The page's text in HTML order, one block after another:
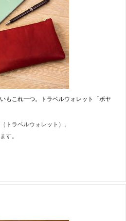
もこれ一つ。トラベルウォレット「ボヤ
トラベルウォレット）。
す。